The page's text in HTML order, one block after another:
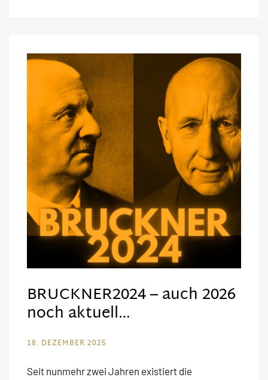
BRUCKNER2024 – auch 2026
noch aktuell…
18. DEZEMBER 2025
Seit nunmehr zwei Jahren existiert die